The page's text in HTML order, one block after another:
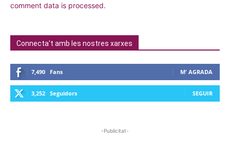
comment data is processed.
Connecta't amb les nostres xarxes
7,490 Fans M' AGRADA
3,252 Seguidors SEGUIR
-Publicitat-